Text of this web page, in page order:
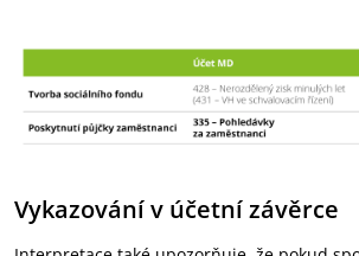
Vykazování v účetní závěrce